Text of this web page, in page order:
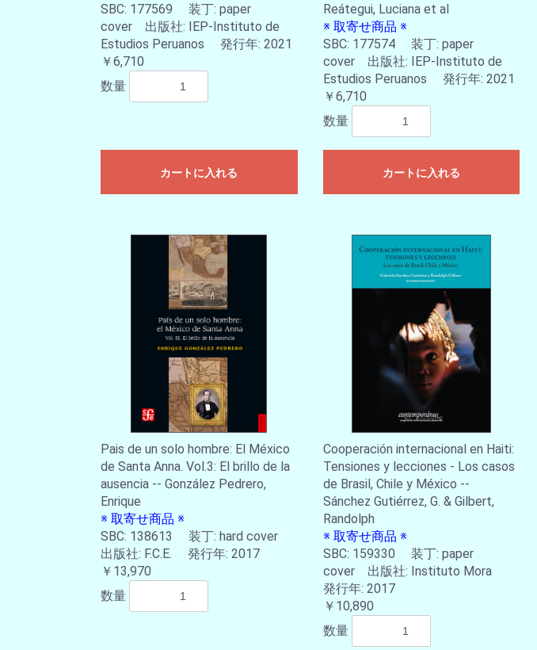
SBC: 177569 装丁: paper
cover 出版社: IEP-Instituto de
Estudios Peruanos 発行年: 2021
￥6,710
数量
カートに入れる
Reátegui, Luciana et al
※ 取寄せ商品 ※
SBC: 177574 装丁: paper
cover 出版社: IEP-Instituto de
Estudios Peruanos 発行年: 2021
￥6,710
数量
カートに入れる
Pais de un solo hombre: El México
de Santa Anna. Vol.3: El brillo de la
ausencia -- González Pedrero,
Enrique
※ 取寄せ商品 ※
SBC: 138613 装丁: hard cover
出版社: F.C.E. 発行年: 2017
￥13,970
数量
Cooperación internacional en Haiti:
Tensiones y lecciones - Los casos
de Brasil, Chile y México --
Sánchez Gutiérrez, G. & Gilbert,
Randolph
※ 取寄せ商品 ※
SBC: 159330 装丁: paper
cover 出版社: Instituto Mora
発行年: 2017
￥10,890
数量